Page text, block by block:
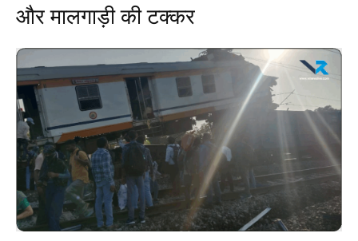
और मालगाड़ी की टक्कर